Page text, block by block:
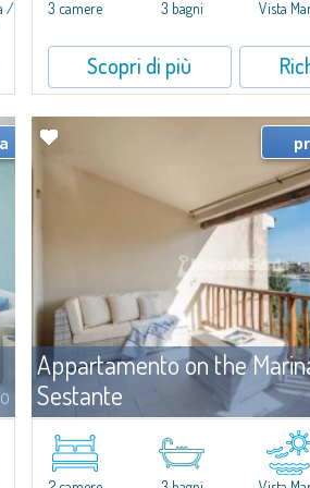
/
3 camere 3 bagni Vista
Scopri di più
Appartamento on the
Sestante
Porto Cervo
​Esclusivo appartamento fronte mare su due
Marina di Porto Cervo.All’interno de Il